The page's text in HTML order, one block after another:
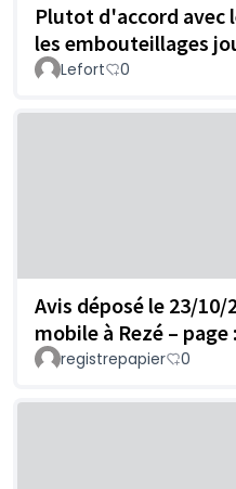
Plutot d'accord avec
les embouteillages
Lefort 0
Avis déposé le 23/
mobile à Rezé – page
registrepapier 0